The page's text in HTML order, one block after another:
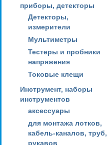
приборы, детекторы
Детекторы,
измерители
Мультиметры
Тестеры и пробники
напряжения
Токовые клещи
Инструмент, наборы
инструментов
аксессуары
для монтажа лотков,
кабель-каналов, труб,
рукавов